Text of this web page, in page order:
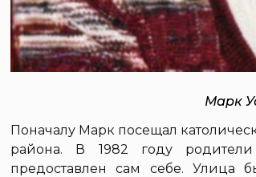
Марк
Поначалу Марк посещал
района. В 1982 году
предоставлен сам себе. Улица